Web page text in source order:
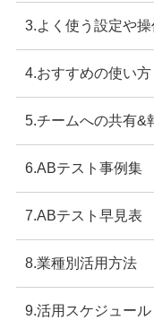
3.よく使う設定や操
4.おすすめの使い方
5.チームへの共有&
6.ABテスト事例集
7.ABテスト早見表
8.業種別活用方法
9.活用スケジュール